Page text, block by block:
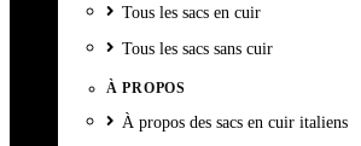
Tous les sacs en cuir
Tous les sacs sans cuir
À PROPOS
À propos des sacs en cuir italiens